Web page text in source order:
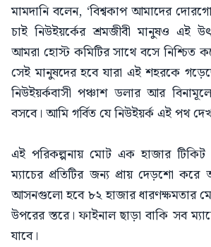
মামদানি বলেন, ‘বিশ্বকাপ আমাদের
চাই নিউইয়র্কের শ্রমজীবী মানুষও এই
আমরা হোস্ট কমিটির সাথে বসে নিশ্চিত
সেই মানুষদের হবে যারা এই শহরকে
নিউইয়র্কবাসী পঞ্চাশ ডলার আর
বসবে। আমি গর্বিত যে নিউইয়র্ক এই পথ
এই পরিকল্পনায় মোট এক হাজার টিকিট
ম্যাচের প্রতিটির জন্য প্রায় দেড়শো
আসনগুলো হবে ৮২ হাজার ধারণক্ষমতার
উপরের স্তরে। ফাইনাল ছাড়া বাকি সব
যাবে।